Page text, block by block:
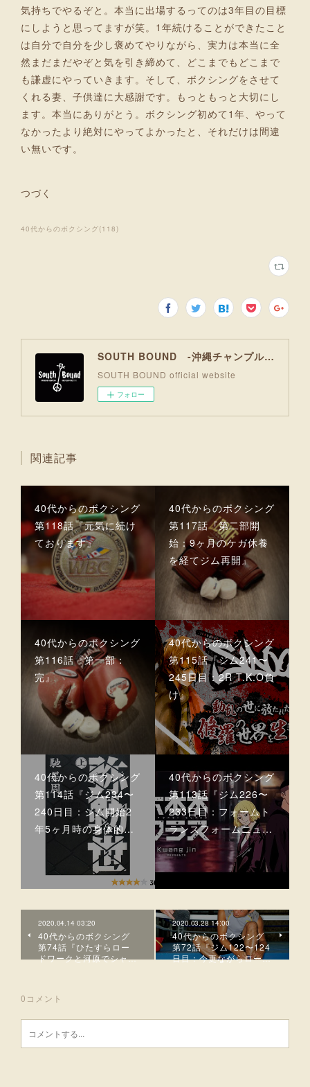
気持ちでやるぞと。本当に出場するってのは3年目の目標
にしようと思ってますが笑。1年続けることができたこと
は自分で自分を少し褒めてやりながら、実力は本当に全
然まだまだやぞと気を引き締めて、どこまでもどこまで
も謙虚にやっていきます。そして、ボクシングをさせて
くれる妻、子供達に大感謝です。もっともっと大切にし
ます。本当にありがとう。ボクシング初めて1年、やって
なかったより絶対にやってよかったと、それだけは間違
い無いです。
つづく
40代からのボクシング(118)
SOUTH BOUND -沖縄チャンプルお囃子コア-
SOUTH BOUND official website
フォロー
関連記事
40代からのボクシング
第118話『元気に続け
ております』
40代からのボクシング
第117話『第二部開
始：9ヶ月のケガ休養
を経てジム再開』
40代からのボクシング
第116話『第一部：
完』
40代からのボクシング
第115話『ジム241〜
245日目：2R T.K.O負
け』
40代からのボクシング
第114話『ジム234〜
240日目：ジム開始2
年5ヶ月時の身体的…
40代からのボクシング
第113話『ジム226〜
233日目：フォームト
ランスフォームニュ…
2020.04.14 03:20
40代からのボクシング
第74話『ひたすらロー
ドワークと河原でシャ…
2020.03.28 14:00
40代からのボクシング
第72話『ジム122〜124
日目：今更ながらロー…
0 コメント